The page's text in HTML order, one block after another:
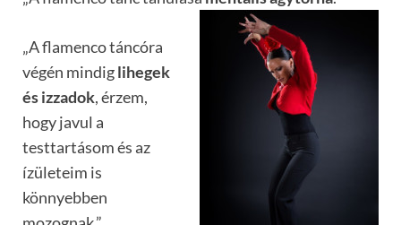
„A flamenco táncóra
végén mindiglihegek
és izzadok, érzem,
hogy javul a
testtartásom és az
ízületeim is
könnyebben